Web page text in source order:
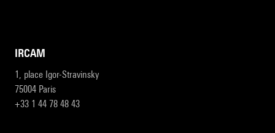
IRCAM
1, place Igor-Stravinsky
75004 Paris
+33 1 44 78 48 43